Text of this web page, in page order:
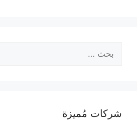
عن:
شركات مُميزة